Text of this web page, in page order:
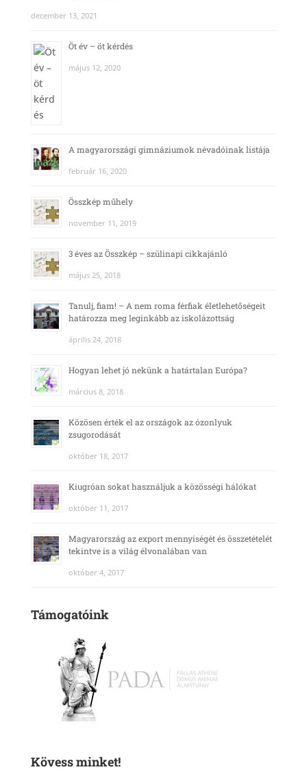
december 13, 2021
Öt év – öt kérdés
május 12, 2020
A magyarországi gimnáziumok névadóinak listája
február 16, 2020
Összkép műhely
november 11, 2019
3 éves az Összkép – szülinapi cikkajánló
május 25, 2018
Tanulj, fiam! – A nem roma férfiak életlehetőségeit
határozza meg leginkább az iskolázottság
április 24, 2018
Hogyan lehet jó nekünk a határtalan Európa?
március 8, 2018
Közösen érték el az országok az ózonlyuk
zsugorodását
október 18, 2017
Kiugróan sokat használjuk a közösségi hálókat
október 11, 2017
Magyarország az export mennyiségét és összetételét
tekintve is a világ élvonalában van
október 4, 2017
Támogatóink
Kövess minket!